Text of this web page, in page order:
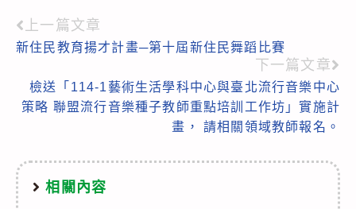
Read
more
articles
上一篇文章
新住民教育揚才計畫─第十屆新住民舞蹈比賽
下一篇文章
檢送「114-1藝術生活學科中心與臺北流行音樂中心
策略 聯盟流行音樂種子教師重點培訓工作坊」實施計
畫， 請相關領域教師報名。
相關內容